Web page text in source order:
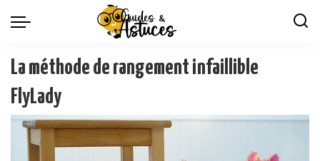
La méthode de rangement infaillible
FlyLady